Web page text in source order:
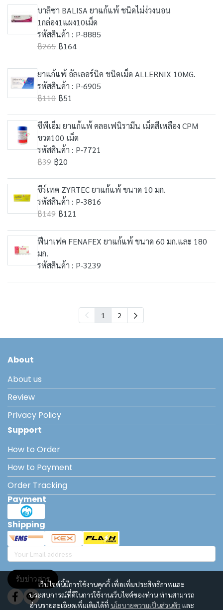
บาลิซา BALISA ยาแก้แพ้ ชนิดไม่ง่วงนอน
1กล่อง1แผง10เม็ด
รหัสสินค้า : P-8885
฿265 ฿164
ยาแก้แพ้ อัลเลอร์นิค ชนิดเม็ด ALLERNIX 10MG.
รหัสสินค้า : P-6905
฿110 ฿51
ซีพีเอ็ม ยาแก้แพ้ คลอเฟนิรามีน เม็ดสีเหลือง CPM
ขวด100 เม็ด
รหัสสินค้า : P-7721
฿39 ฿20
ซีร์เทค ZYRTEC ยาแก้แพ้ ขนาด 10 มก.
รหัสสินค้า : P-3816
฿149 ฿121
ฟีนาเฟค FENAFEX ยาแก้แพ้ ขนาด 60 มก.และ 180
มก.
รหัสสินค้า : P-3239
1 2
เว็บไซต์นี้มีการใช้งานคุกกี้ เพื่อเพิ่มประสิทธิภาพและ
ประสบการณ์ที่ดีในการใช้งานเว็บไซต์ของท่าน ท่านสามารถ
อ่านรายละเอียดเพิ่มเติมได้ที่ นโยบายความเป็นส่วนตัว และ
About
About us
Review
Privacy Policy
Support
How to Order
How to Payment
Order Tracking
Payment
Shipping
รับข่าวสาร